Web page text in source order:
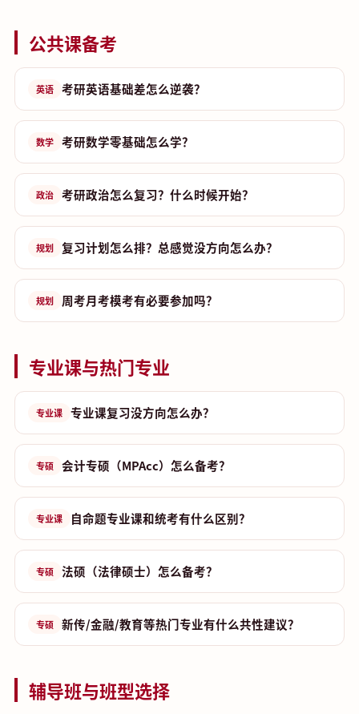
公共课备考
英语 考研英语基础差怎么逆袭？
数学 考研数学零基础怎么学？
政治 考研政治怎么复习？什么时候开始？
规划 复习计划怎么排？总感觉没方向怎么办？
规划 周考月考模考有必要参加吗？
专业课与热门专业
专业课 专业课复习没方向怎么办？
专硕 会计专硕（MPAcc）怎么备考？
专业课 自命题专业课和统考有什么区别？
专硕 法硕（法律硕士）怎么备考？
专硕 新传/金融/教育等热门专业有什么共性建议？
辅导班与班型选择